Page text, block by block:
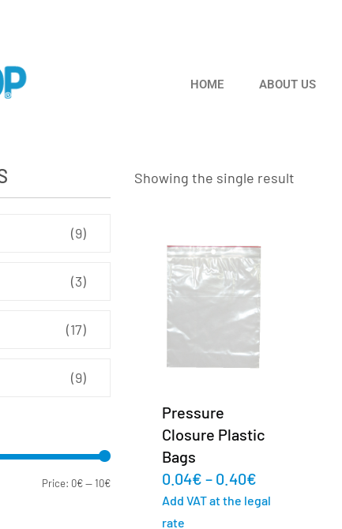
HOME ABOUT US
Showing the single result
Pressure
Closure Plastic
Bags
0.04€ – 0.40€
Add VAT at the legal
rate
(9)
(3)
(17)
(9)
Price: 0€—10€